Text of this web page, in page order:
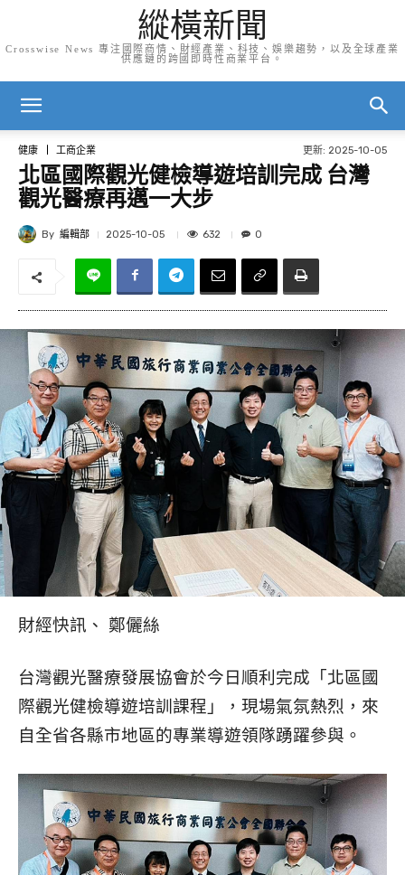
縱橫新聞
Crosswise News 專注國際商情、財經產業、科技、娛樂趨勢，以及全球產業
供應鏈的跨國即時性商業平台。
健康 工商企業 更新: 2025-10-05
北區國際觀光健檢導遊培訓完成 台灣
觀光醫療再邁一大步
By 編輯部 2025-10-05 632 0
財經快訊、 鄭儷絲
台灣觀光醫療發展協會於今日順利完成「北區國
際觀光健檢導遊培訓課程」，現場氣氛熱烈，來
自全省各縣市地區的專業導遊領隊踴躍參與。